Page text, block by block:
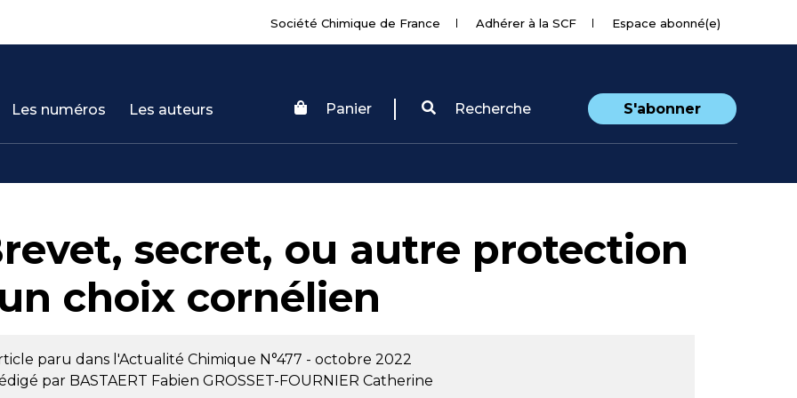
Société Chimique de France Adhérer à la SCF Espace abonné(e)
Les numéros Les auteurs Panier Recherche S'abonner
secret, ou autre protection
choix cornélien
paru dans l'Actualité Chimique N°477 - octobre 2022
par BASTAERT Fabien GROSSET-FOURNIER Catherine